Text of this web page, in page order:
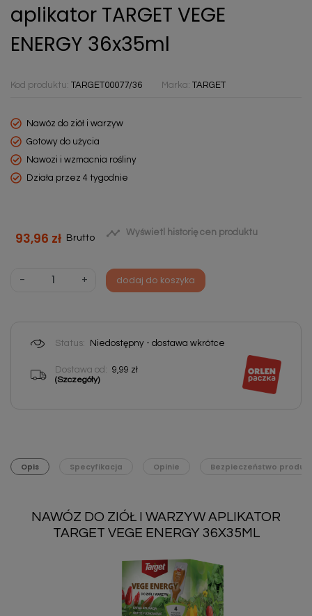
aplikator TARGET VEGE
ENERGY 36x35ml
Kod produktu: TARGET00077/36 Marka: TARGET
Nawóz do ziół i warzyw
Gotowy do użycia
Nawozi i wzmacnia rośliny
Działa przez 4 tygodnie
93,96 zł Brutto  Wyświetl historię cen produktu
- + dodaj do koszyka
Status: Niedostępny - dostawa wkrótce
Dostawa od: 9,99 zł
(Szczegóły)
Opis Specyfikacja Opinie Bezpieczeństwo
NAWÓZ DO ZIÓŁ I WARZYW APLIKATOR
TARGET VEGE ENERGY 36X35ML